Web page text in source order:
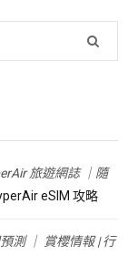
旅遊網誌 ｜隨
eSIM 攻略
測 ｜ 賞櫻情報 | 行